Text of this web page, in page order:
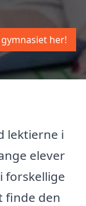
her!
lektierne i
elever
forskellige
finde den